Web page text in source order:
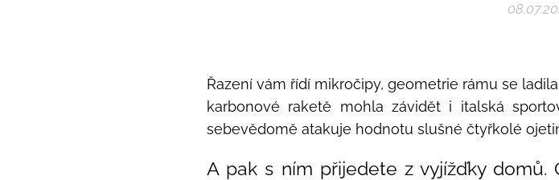
Řazení vám řídí mikročipy, geometrie rámu se
karbonové raketě mohla závidět i italská
sebevědomě atakuje hodnotu slušné čtyřkolé
A pak s ním přijedete z vyjížďky domů.